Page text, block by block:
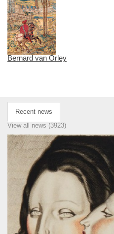
Bernard van Orley
Recent news
View all news (3923)